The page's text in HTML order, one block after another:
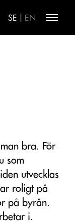
SE EN
bra. För
som
utvecklas
roligt på
på byrån.
i.